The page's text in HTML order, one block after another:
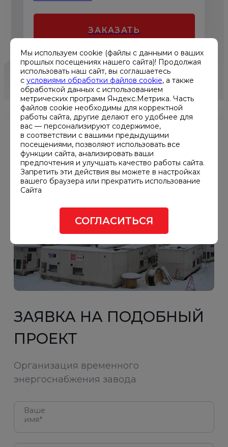
ЗАКАЗАТЬ
ЗАЯВКА НА ПОДОБНЫЙ
ПРОЕКТ
Организация временного
энергоснабжения завода
Ваше
имя*
Мы используем cookie (файлы с данными о ваших
прошлых посещениях нашего сайта)! Продолжая
использовать наш сайт, вы соглашаетесь
с условиями обработки файлов cookie, а также
обработкой данных с использованием
метрических программ Яндекс.Метрика. Часть
файлов cookie необходимы для корректной
работы сайта, другие делают его удобнее для
вас — персонализируют содержимое,
в соответствии с вашими предыдущими
посещениями, позволяют использовать все
функции сайта, анализировать ваши
предпочтения и улучшать качество работы сайта.
Запретить эти действия вы можете в настройках
вашего браузера или прекратить использование
Сайта
СОГЛАСИТЬСЯ